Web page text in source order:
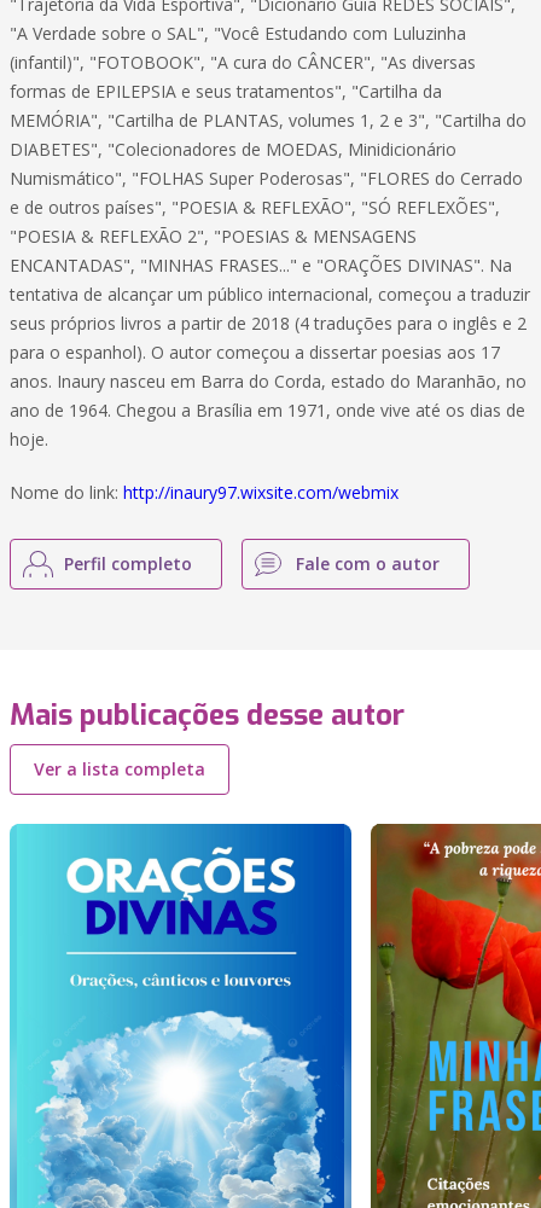
"A Verdade sobre o SAL", "Você Estudando com Luluzinha
(infantil)", "FOTOBOOK", "A cura do CÂNCER", "As diversas
formas de EPILEPSIA e seus tratamentos", "Cartilha da
MEMÓRIA", "Cartilha de PLANTAS, volumes 1, 2 e 3", "Cartilha do
DIABETES", "Colecionadores de MOEDAS, Minidicionário
Numismático", "FOLHAS Super Poderosas", "FLORES do Cerrado
e de outros países", "POESIA & REFLEXÃO", "SÓ REFLEXÕES",
"POESIA & REFLEXÃO 2", "POESIAS & MENSAGENS
ENCANTADAS", "MINHAS FRASES..." e "ORAÇÕES DIVINAS". Na
tentativa de alcançar um público internacional, começou a traduzir
seus próprios livros a partir de 2018 (4 traduções para o inglês e 2
para o espanhol). O autor começou a dissertar poesias aos 17
anos. Inaury nasceu em Barra do Corda, estado do Maranhão, no
ano de 1964. Chegou a Brasília em 1971, onde vive até os dias de
hoje.
Nome do link: http://inaury97.wixsite.com/webmix
Perfil completo Fale com o autor
Mais publicações desse autor
Ver a lista completa